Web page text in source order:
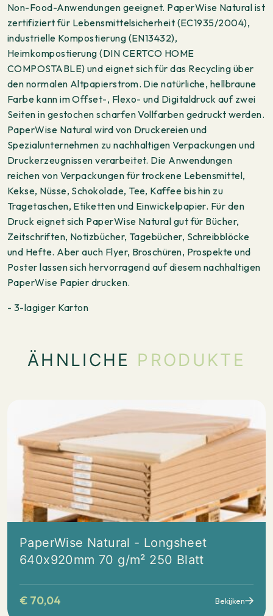
Non-Food-Anwendungen geeignet. PaperWise Natural ist
zertifiziert für Lebensmittelsicherheit (EC1935/2004),
industrielle Kompostierung (EN13432),
Heimkompostierung (DIN CERTCO HOME
COMPOSTABLE) und eignet sich für das Recycling über
den normalen Altpapierstrom. Die natürliche, hellbraune
Farbe kann im Offset-, Flexo- und Digitaldruck auf zwei
Seiten in gestochen scharfen Vollfarben gedruckt werden.
PaperWise Natural wird von Druckereien und
Spezialunternehmen zu nachhaltigen Verpackungen und
Druckerzeugnissen verarbeitet. Die Anwendungen
reichen von Verpackungen für trockene Lebensmittel,
Kekse, Nüsse, Schokolade, Tee, Kaffee bis hin zu
Tragetaschen, Etiketten und Einwickelpapier. Für den
Druck eignet sich PaperWise Natural gut für Bücher,
Zeitschriften, Notizbücher, Tagebücher, Schreibblöcke
und Hefte. Aber auch Flyer, Broschüren, Prospekte und
Poster lassen sich hervorragend auf diesem nachhaltigen
PaperWise Papier drucken.
- 3-lagiger Karton
ÄHNLICHE PRODUKTE
PaperWise Natural - Longsheet
640x920mm 70 g/m² 250 Blatt
€ 70,04 Bekijken